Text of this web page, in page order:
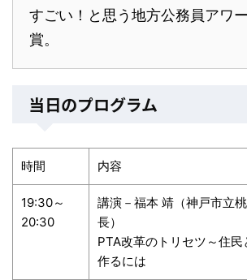
すごい！と思う地方公務員アワ
賞。
当日のプログラム
時間 内容
19:30～
20:30
講演－福本 靖（神戸市立
長）
PTA改革のトリセツ～住
作るには